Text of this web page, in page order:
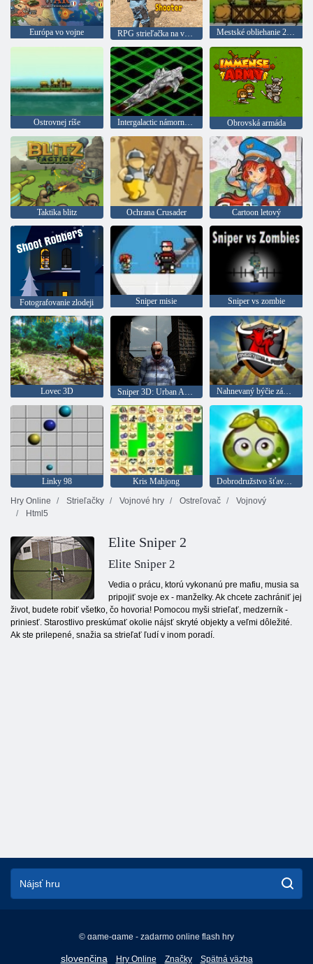
Európa vo vojne RPG strieľačka na vojakov Mestské obliehanie 2 - letovisko Siege
Ostrovnej ríše Intergalactic námorná bitka Obrovská armáda
Taktika blitz Ochrana Crusader Cartoon letový
Fotografovanie zlodeji Sniper misie Sniper vs zombie
Lovec 3D Sniper 3D: Urban Apocalypse Nahnevaný býčie zápasy
Linky 98 Kris Mahjong
Dobrodružstvo šťavnatých bobúľ
Hry Online
Strieľačky Vojnové hry Ostreľovač
Vojnový
Html5
Elite Sniper 2
Elite Sniper 2
Vedia o prácu, ktorú vykonanú pre mafiu, musia sa
pripojiť svoje ex - manželky. Ak chcete zachrániť jej
život, budete robiť všetko, čo hovoria! Pomocou myši strieľať, medzerník -
priniesť. Starostlivo preskúmať okolie nájsť skryté objekty a veľmi dôležité.
Ak ste prilepené, snažia sa strieľať ľudí v inom poradí.
© game-game - zadarmo online flash hry
slovenčina
English
Hry Online Značky Spätná väzba